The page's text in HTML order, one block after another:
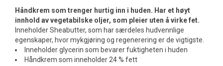
Håndkrem som trenger hurtig inn i huden. Har et høyt
innhold av vegetabilske oljer, som pleier uten å virke fet.
Inneholder Sheabutter, som har særdeles hudvennlige
egenskaper, hvor mykgjøring og regenerering er de vigtigste.
Inneholder glycerin som bevarer fuktigheten i huden
Håndkrem som inneholder 24 % fett